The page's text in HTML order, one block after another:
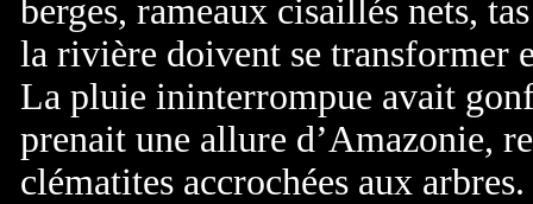
berges, rameaux cisaillés nets,
la rivière doivent se transformer
La pluie ininterrompue avait
prenait une allure d’Amazonie,
clématites accrochées aux arbres.